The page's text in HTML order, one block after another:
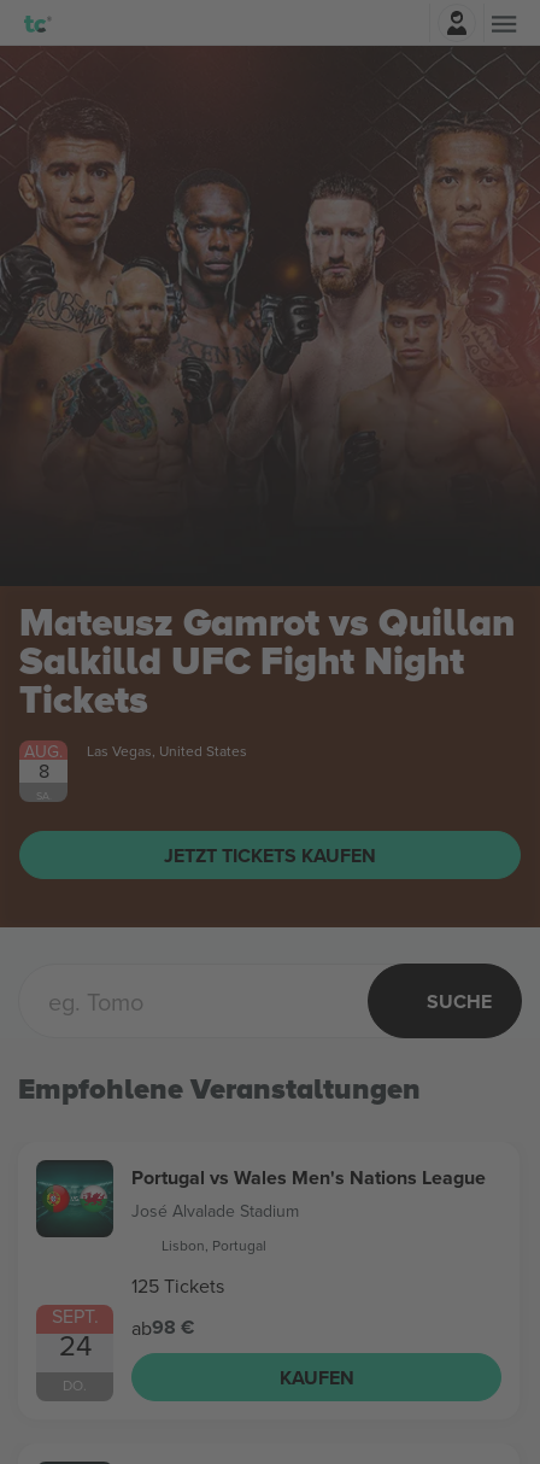
Mateusz Gamrot vs Quillan
Salkilld UFC Fight Night
Tickets
AUG.
8
SA.
Las Vegas, United States
JETZT TICKETS KAUFEN
SUCHE
Empfohlene Veranstaltungen
SEPT.
24
DO.
Portugal vs Wales Men's Nations League
José Alvalade Stadium
Lisbon, Portugal
125 Tickets
ab98 €
KAUFEN